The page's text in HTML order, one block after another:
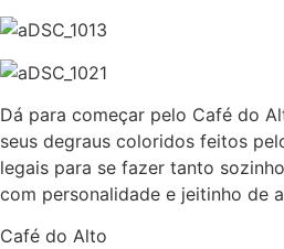
Dá para começar pelo Café do
seus degraus coloridos feitos
legais para se fazer tanto
com personalidade e jeitinho de
Café do Alto